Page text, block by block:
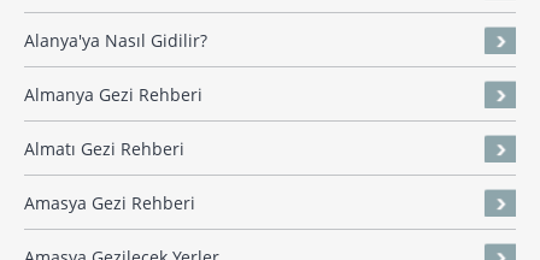
Alanya'ya Nasıl Gidilir?
Almanya Gezi Rehberi
Almatı Gezi Rehberi
Amasya Gezi Rehberi